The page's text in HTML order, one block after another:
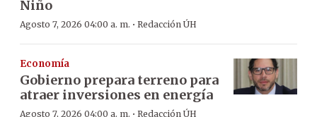
Niño
Agosto 7, 2026 04:00 a. m. · Redacción ÚH
Economía
Gobierno prepara terreno para
atraer inversiones en energía
Agosto 7, 2026 04:00 a. m. Redacción ÚH